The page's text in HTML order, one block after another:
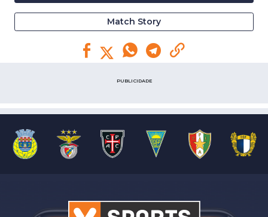
Match Story
PUBLICIDADE